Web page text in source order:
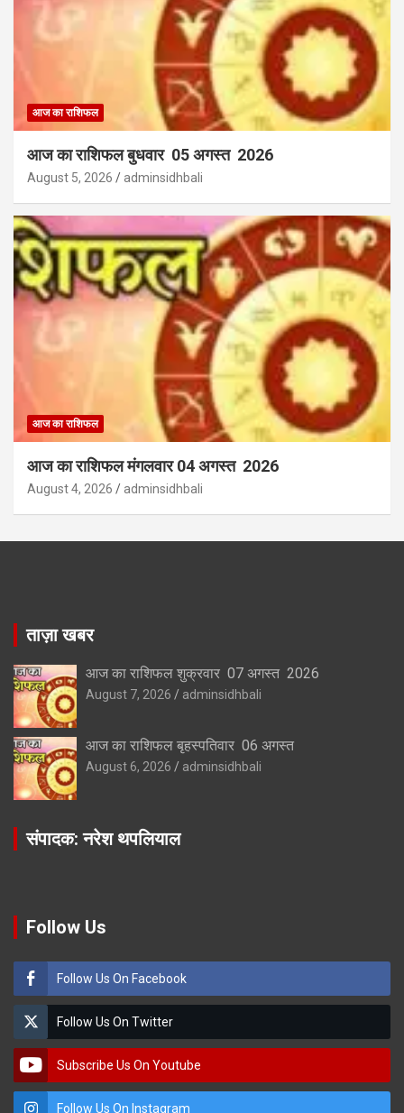
आज का राशिफल
आज का राशिफल बुधवार 05 अगस्त 2026
August 5, 2026 adminsidhbali
आज का राशिफल
आज का राशिफल मंगलवार 04 अगस्त 2026
August 4, 2026 adminsidhbali
ताज़ा खबर
आज का राशिफल शुक्रवार 07 अगस्त 2026
August 7, 2026 adminsidhbali
आज का राशिफल बृहस्पतिवार 06 अगस्त
August 6, 2026 adminsidhbali
संपादक: नरेश थपलियाल
Follow Us
Follow Us On Facebook
Follow Us On Twitter
Subscribe Us On Youtube
Follow Us On Instagram